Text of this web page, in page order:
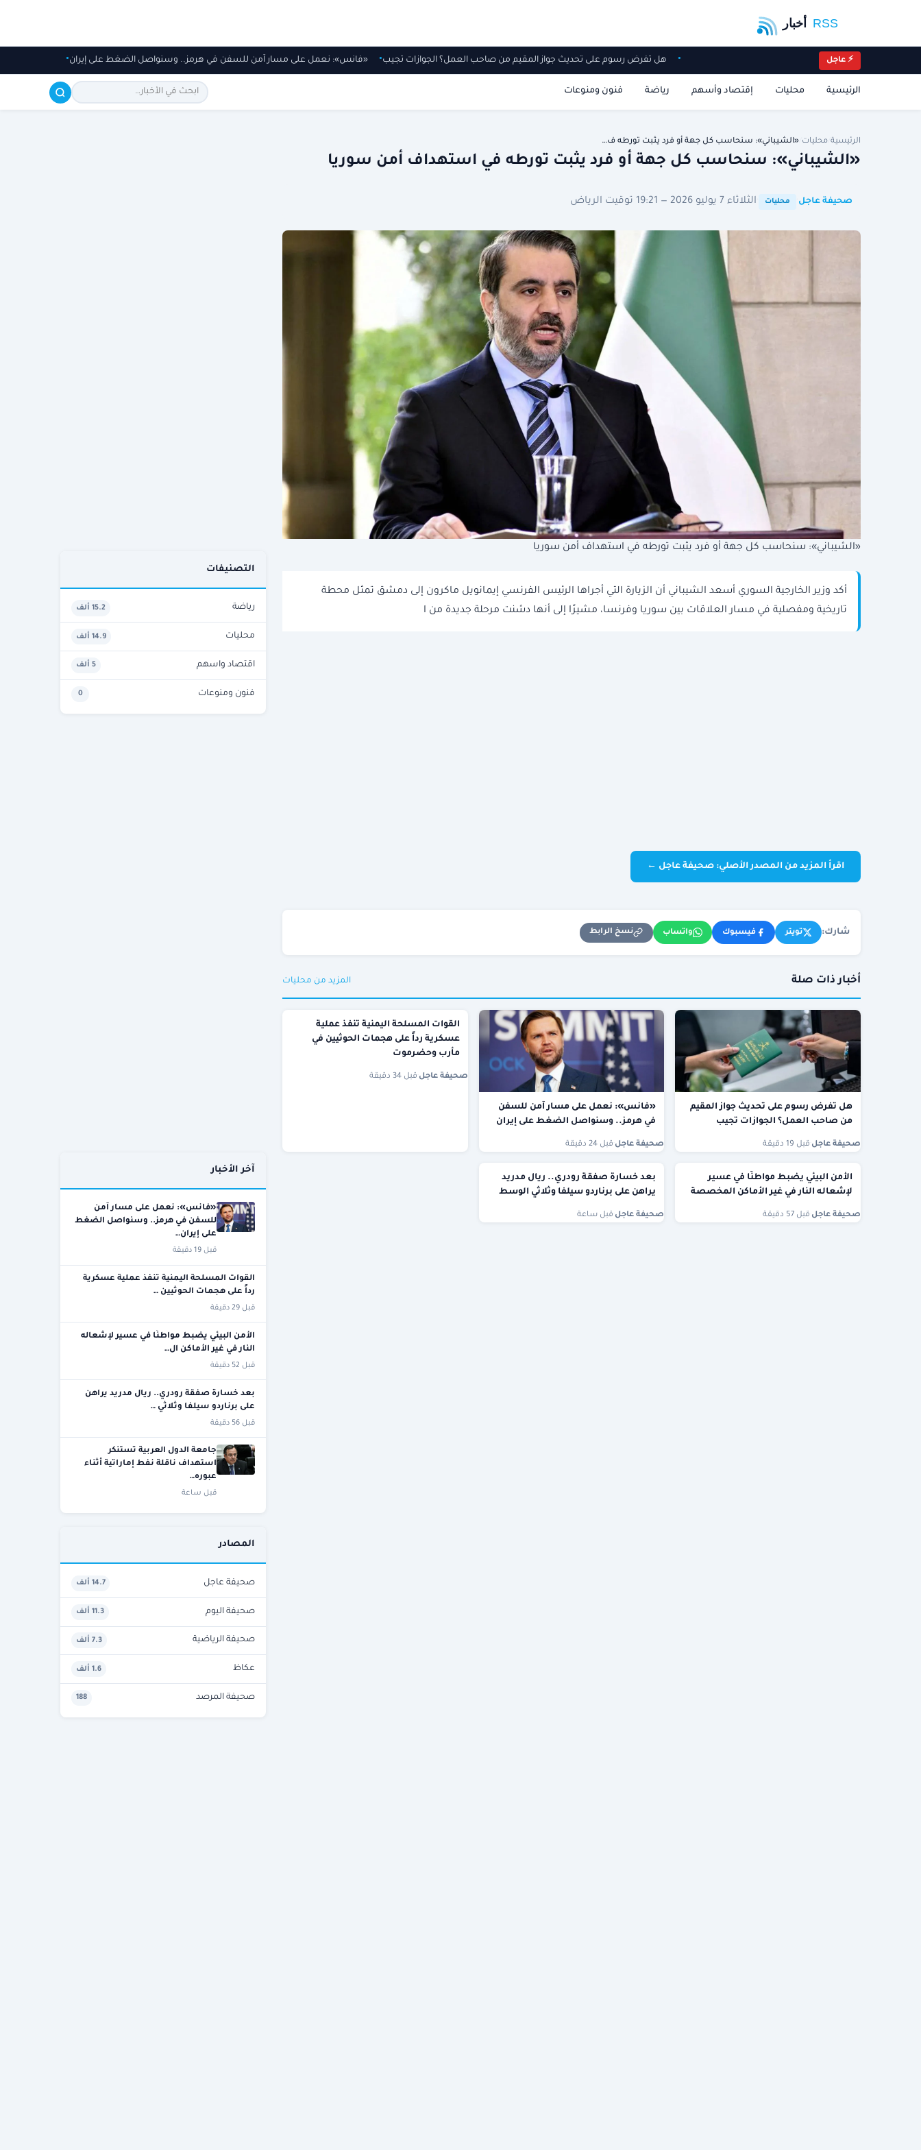
⚡ عاجل هل تفرض رسوم على تحديث جواز المقيم من صاحب العمل؟ الجوازات تجيب «فانس»: نعمل على مسار آمن للسفن في هرمز.. وسنواصل الضغط على إيران
الرئيسية محليات إقتصاد وأسهم رياضة فنون ومنوعات
الرئيسية محليات «الشيباني»: سنحاسب كل جهة أو فرد يثبت تورطه ف…
«الشيباني»: سنحاسب كل جهة أو فرد يثبت تورطه في استهداف أمن سوريا
صحيفة عاجل محليات الثلاثاء 7 يوليو 2026 — 19:21 توقيت الرياض
«الشيباني»: سنحاسب كل جهة أو فرد يثبت تورطه في استهداف أمن سوريا
أكد وزير الخارجية السوري أسعد الشيباني أن الزيارة التي أجراها الرئيس الفرنسي إيمانويل ماكرون إلى دمشق تمثل محطة
تاريخية ومفصلية في مسار العلاقات بين سوريا وفرنسا، مشيرًا إلى أنها دشنت مرحلة جديدة من ا
اقرأ المزيد من المصدر الأصلي: صحيفة عاجل ←
شارك: تويتر فيسبوك واتساب نسخ الرابط
أخبار ذات صلة المزيد من محليات
هل تفرض رسوم على تحديث جواز المقيم
من صاحب العمل؟ الجوازات تجيب
صحيفة عاجل قبل 19 دقيقة
«فانس»: نعمل على مسار آمن للسفن
في هرمز.. وسنواصل الضغط على إيران
صحيفة عاجل قبل 24 دقيقة
القوات المسلحة اليمنية تنفذ عملية
عسكرية رداً على هجمات الحوثيين في
مأرب وحضرموت
صحيفة عاجل قبل 34 دقيقة
الأمن البيئي يضبط مواطنًا في عسير
لإشعاله النار في غير الأماكن المخصصة
صحيفة عاجل قبل 57 دقيقة
بعد خسارة صفقة رودري.. ريال مدريد
يراهن على برناردو سيلفا وثلاثي الوسط
صحيفة عاجل قبل ساعة
التصنيفات
رياضة 15.2 ألف
محليات 14.9 ألف
اقتصاد واسهم 5 ألف
فنون ومنوعات 0
آخر الأخبار
«فانس»: نعمل على مسار آمن
للسفن في هرمز.. وسنواصل الضغط
على إيران…
قبل 19 دقيقة
القوات المسلحة اليمنية تنفذ عملية عسكرية
رداً على هجمات الحوثيين …
قبل 29 دقيقة
الأمن البيئي يضبط مواطنًا في عسير لإشعاله
النار في غير الأماكن ال…
قبل 52 دقيقة
بعد خسارة صفقة رودري.. ريال مدريد يراهن
على برناردو سيلفا وثلاثي …
قبل 56 دقيقة
جامعة الدول العربية تستنكر
استهداف ناقلة نفط إماراتية أثناء
عبوره…
قبل ساعة
المصادر
صحيفة عاجل 14.7 ألف
صحيفة اليوم 11.3 ألف
صحيفة الرياضية 7.3 ألف
عكاظ 1.6 ألف
صحيفة المرصد 188